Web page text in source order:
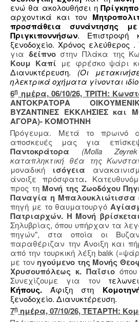
ενώ θα ακολουθήσει η
αρχοντικά και τον
προσπάθεια συνάντησης
Πριγκιποννήσων. Επιστροφή
ξενοδοχείο. Χρόνος ελεύθερος .
για δείπνο στην Πλάκα της
Κουμ Καπί με φρέσκο ψάρι
Διανυκτέρευση. (Οι
ηλεκτρικά οχήματα γίνονται
6η ημέρα, 06/10/26, ΤΡΙΤΗ:
ΑΝΤΟΚΡΑΤΟΡΑ
ΒΥΖΑΝΤΙΝΕΣ ΕΚΚΛΗΣΙΕΣ και
ΑΓΟΡΑ)- ΚΟΜΟΤΗΝΗ
Πρόγευμα. Μετά το πρωινό
αποσκευές μας για
Παντοκράτορα (Molla
καταπληκτική θέα της
μοναδική ισόγεια
άνοιξε πρόσφατα.
προς τη Μονή της Ζωοδόχου
Παναγία η Μπαλουκλιώτισσα
πηγή με το θαυματουργό
Πατριαρχών. Η Μονή
Σηλυβρίας, όπου υπήρχαν τα
πηγών", στα οποία οι
παραθέριζαν την Άνοιξη και
από την τουρκική λέξη balık
με τον ηγούμενο της Μονής
Χρυσουπόλεως κ. Παΐσιοόπου
Συνεχίζουμε για τον
Κήπους. Άφιξη στη
ξενοδοχείο. Διανυκτέρευση.
7η ημέρα, 07/10/26, ΤΕΤΑΡΤΗ: